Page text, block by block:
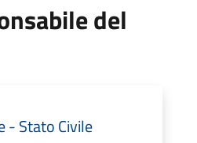
del
- Stato Civile